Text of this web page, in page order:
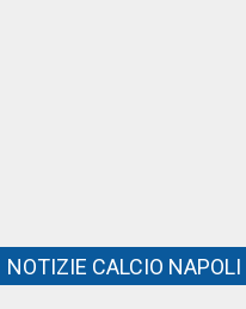
NOTIZIE CALCIO NAPOLI